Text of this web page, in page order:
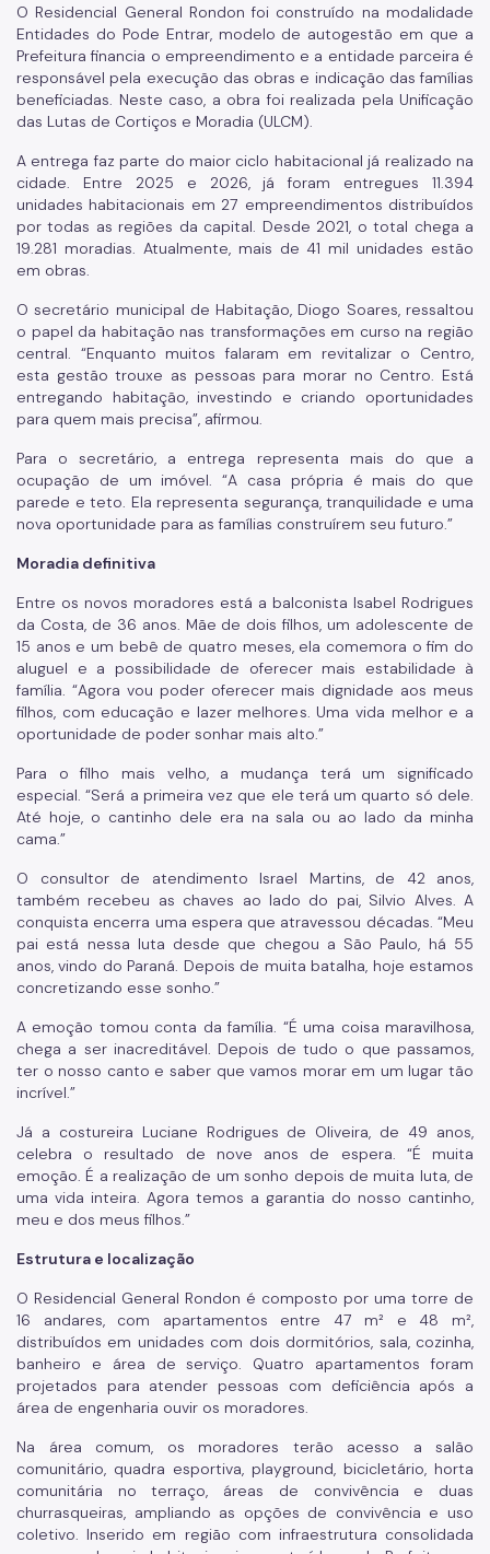
O Residencial General Rondon foi construído na modalidade
Entidades do Pode Entrar, modelo de autogestão em que a
Prefeitura financia o empreendimento e a entidade parceira é
responsável pela execução das obras e indicação das famílias
beneficiadas. Neste caso, a obra foi realizada pela Unificação
das Lutas de Cortiços e Moradia (ULCM).
A entrega faz parte do maior ciclo habitacional já realizado na
cidade. Entre 2025 e 2026, já foram entregues 11.394
unidades habitacionais em 27 empreendimentos distribuídos
por todas as regiões da capital. Desde 2021, o total chega a
19.281 moradias. Atualmente, mais de 41 mil unidades estão
em obras.
O secretário municipal de Habitação, Diogo Soares, ressaltou
o papel da habitação nas transformações em curso na região
central. “Enquanto muitos falaram em revitalizar o Centro,
esta gestão trouxe as pessoas para morar no Centro. Está
entregando habitação, investindo e criando oportunidades
para quem mais precisa”, afirmou.
Para o secretário, a entrega representa mais do que a
ocupação de um imóvel. “A casa própria é mais do que
parede e teto. Ela representa segurança, tranquilidade e uma
nova oportunidade para as famílias construírem seu futuro.”
Moradia definitiva
Entre os novos moradores está a balconista Isabel Rodrigues
da Costa, de 36 anos. Mãe de dois filhos, um adolescente de
15 anos e um bebê de quatro meses, ela comemora o fim do
aluguel e a possibilidade de oferecer mais estabilidade à
família. “Agora vou poder oferecer mais dignidade aos meus
filhos, com educação e lazer melhores. Uma vida melhor e a
oportunidade de poder sonhar mais alto.”
Para o filho mais velho, a mudança terá um significado
especial. “Será a primeira vez que ele terá um quarto só dele.
Até hoje, o cantinho dele era na sala ou ao lado da minha
cama.”
O consultor de atendimento Israel Martins, de 42 anos,
também recebeu as chaves ao lado do pai, Silvio Alves. A
conquista encerra uma espera que atravessou décadas. “Meu
pai está nessa luta desde que chegou a São Paulo, há 55
anos, vindo do Paraná. Depois de muita batalha, hoje estamos
concretizando esse sonho.”
A emoção tomou conta da família. “É uma coisa maravilhosa,
chega a ser inacreditável. Depois de tudo o que passamos,
ter o nosso canto e saber que vamos morar em um lugar tão
incrível.”
Já a costureira Luciane Rodrigues de Oliveira, de 49 anos,
celebra o resultado de nove anos de espera. “É muita
emoção. É a realização de um sonho depois de muita luta, de
uma vida inteira. Agora temos a garantia do nosso cantinho,
meu e dos meus filhos.”
Estrutura e localização
O Residencial General Rondon é composto por uma torre de
16 andares, com apartamentos entre 47 m² e 48 m²,
distribuídos em unidades com dois dormitórios, sala, cozinha,
banheiro e área de serviço. Quatro apartamentos foram
projetados para atender pessoas com deficiência após a
área de engenharia ouvir os moradores.
Na área comum, os moradores terão acesso a salão
comunitário, quadra esportiva, playground, bicicletário, horta
comunitária no terraço, áreas de convivência e duas
churrasqueiras, ampliando as opções de convivência e uso
coletivo. Inserido em região com infraestrutura consolidada